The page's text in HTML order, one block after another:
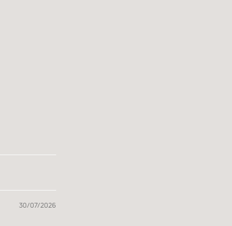
30/07/2026